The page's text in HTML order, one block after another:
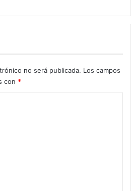
no será publicada. Los campos
con *